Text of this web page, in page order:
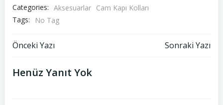
Categories: Aksesuarlar Cam Kapı Kolları
Tags:
No Tag
Yazı
gezinmesi
Önceki Yazı Sonraki Yazı
Henüz Yanıt Yok